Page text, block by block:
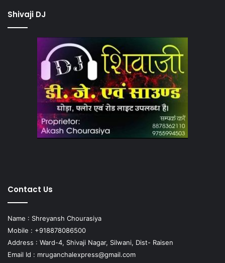
Shivaji DJ
Contact Us
Name : Shreyansh Chourasiya
Mobile : +918878086500
Address : Ward-4, Shivaji Nagar, Silwani, Dist- Raisen
Email Id : mruganchalexpress@gmail.com